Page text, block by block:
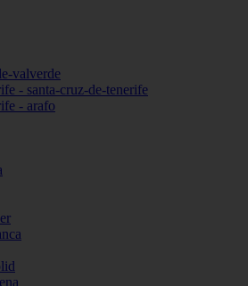
valverde
- santa-cruz-de-tenerife
- arafo